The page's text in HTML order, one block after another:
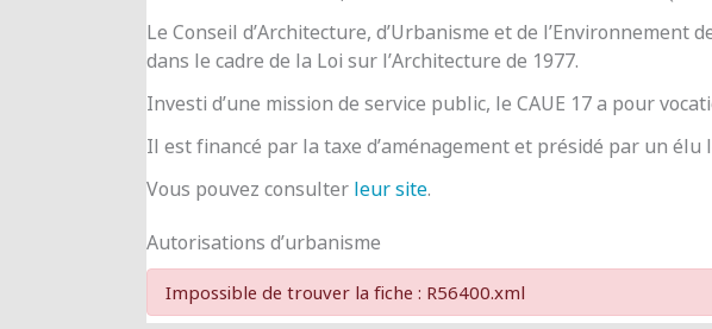
Le Conseil d’Architecture, d’Urbanisme et de
dans le cadre de la Loi sur l’Architecture de 1977.
Investi d’une mission de service public, le CAUE 17 a pour
Il est financé par la taxe d’aménagement et présidé par un élu
Vous pouvez consulter leur site.
Autorisations d’urbanisme
Impossible de trouver la fiche : R56400.xml